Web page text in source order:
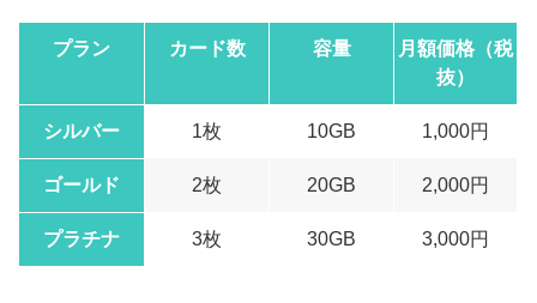
プラン カード数 容量
月額価格（税
抜）
シルバー 1枚 10GB 1,000円
ゴールド 2枚 20GB 2,000円
プラチナ 3枚 30GB 3,000円